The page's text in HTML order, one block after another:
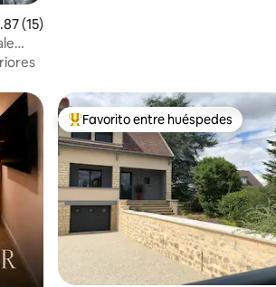
promedio: 4.87 de 5, 15 reseñas
(15)
Favorito entre huéspedes preferido
Favorito entre huéspedes